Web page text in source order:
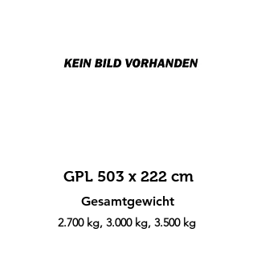
GPL 503 x 222 cm
Gesamtgewicht
2.700 kg, 3.000 kg, 3.500 kg